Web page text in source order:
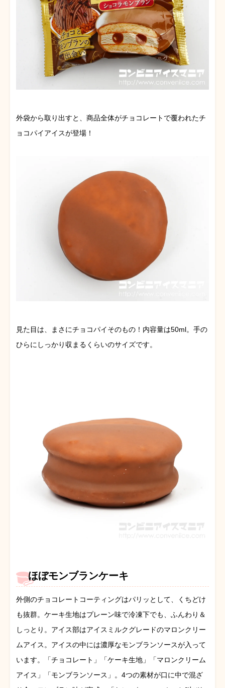
外袋から取り出すと、商品全体がチョコレートで覆われたチ
ョコパイアイスが登場！
見た目は、まさにチョコパイそのもの！内容量は50ml。手の
ひらにしっかり収まるくらいのサイズです。
ほぼモンブランケーキ
外側のチョコレートコーティングはパリッとして、くちどけ
も抜群。ケーキ生地はプレーン味で冷凍下でも、ふんわり＆
しっとり。アイス部はアイスミルクグレードのマロンクリー
ムアイス。アイスの中には濃厚なモンブランソースが入って
います。「チョコレート」「ケーキ生地」「マロンクリーム
アイス」「モンブランソース」。4つの素材が口に中で混ざ